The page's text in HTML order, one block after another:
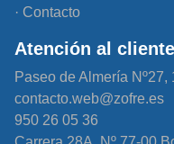
Contacto
Atención al cliente
Paseo de Almería Nº27,
contacto.web@zofre.es
950 26 05 36